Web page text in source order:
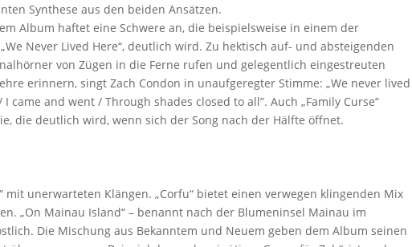
Synthese aus den beiden Ansätzen.
Album haftet eine Schwere an, die beispielsweise in einem der
Never Lived Here“, deutlich wird. Zu hektisch auf- und absteigenden
von Zügen in die Ferne rufen und gelegentlich eingestreuten
erinnern, singt Zach Condon in unaufgeregter Stimme: „We never lived
and went / Through shades closed to all”. Auch „Family Curse“
die deutlich wird, wenn sich der Song nach der Hälfte öffnet.
mit unerwarteten Klängen. „Corfu“ bietet einen verwegen klingenden Mix
„On Mainau Island“ – benannt nach der Blumeninsel Mainau im
Die Mischung aus Bekanntem und Neuem geben dem Album seinen